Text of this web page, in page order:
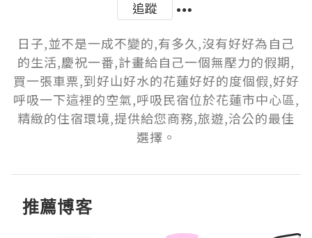
追蹤
日子,並不是一成不變的,有多久,沒有好好為自己
的生活,慶祝一番,計畫給自己一個無壓力的假期,
買一張車票,到好山好水的花蓮好好的度個假,好好
呼吸一下這裡的空氣,呼吸民宿位於花蓮市中心區,
精緻的住宿環境,提供給您商務,旅遊,洽公的最佳
選擇。
推薦博客